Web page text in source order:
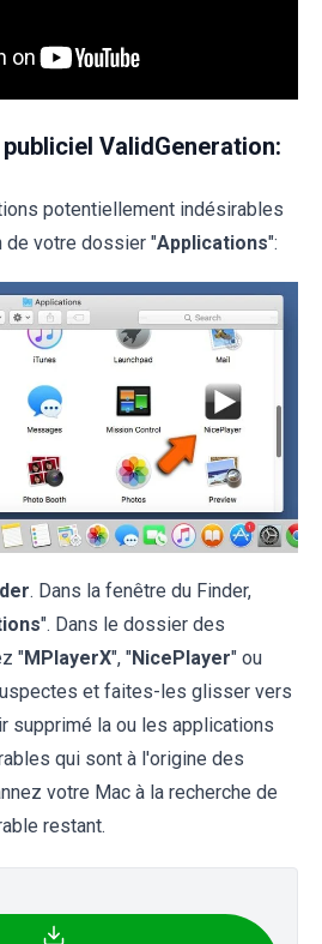
ValidGeneration:
potentiellement indésirables
de votre dossier "Applications":
. Dans la fenêtre du Finder,
". Dans le dossier des
"MPlayerX", "NicePlayer" ou
et faites-les glisser vers
supprimé la ou les applications
qui sont à l'origine des
votre Mac à la recherche de
restant.